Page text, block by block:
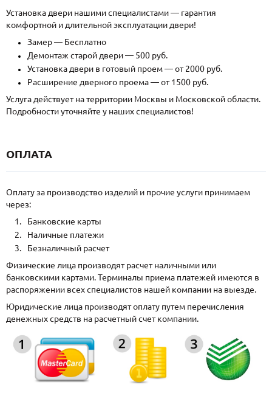
Установка двери нашими специалистами — гарантия
комфортной и длительной эксплуатации двери!
Замер — Бесплатно
Демонтаж старой двери — 500 руб.
Установка двери в готовый проем — от 2000 руб.
Расширение дверного проема — от 1500 руб.
Услуга действует на территории Москвы и Московской области.
Подробности уточняйте у наших специалистов!
ОПЛАТА
Оплату за производство изделий и прочие услуги принимаем
через:
Банковские карты
Наличные платежи
Безналичный расчет
Физические лица производят расчет наличными или
банковскими картами. Терминалы приема платежей имеются в
распоряжении всех специалистов нашей компании на выезде.
Юридические лица производят оплату путем перечисления
денежных средств на расчетный счет компании.